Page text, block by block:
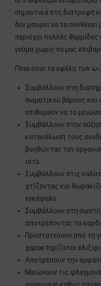
σημαντικά στη διατροφή
δεν μπορεί να τα
περιέχει πολλές
γεύμα χωρίς να μας
Ποια είναι τα οφέλη των
Συμβάλλουν στη
σωματικού βάρους και
επιθυμούν να το
Συμβάλλουν στην
κατανάλωσή τους
βοηθώντας τον
ιστό.
Συμβάλλουν στις
χτίζοντας και
εγκέφαλο.
Συμβάλλουν στη σωστή
αποτρέποντας τα
Προστατεύουν από τη
χαρακτηρίζεται
Αποτρέπουν την
Μειώνουν τις
οργανισμό καθώς